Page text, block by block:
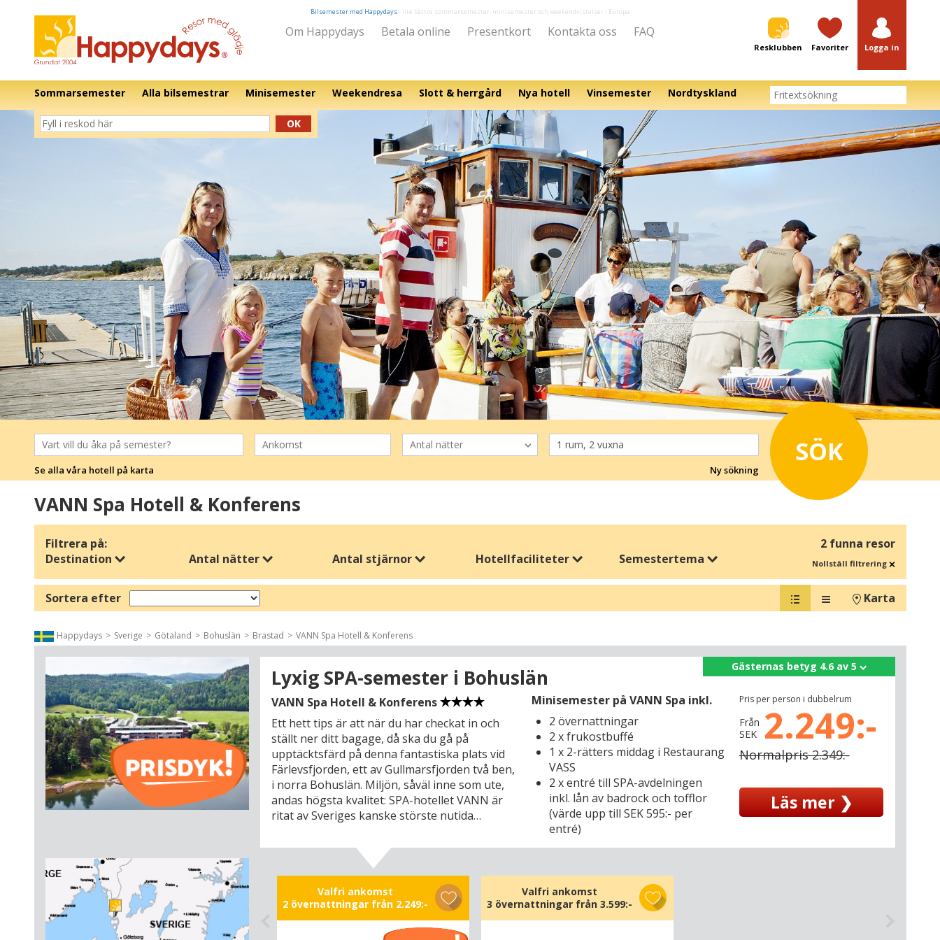
Bilsemester med Happydays - lite bättre sommarsemester, minisemester och weekendvistelser i Europa
Om Happydays Betala online Presentkort Kontakta oss FAQ
Resklubben Favoriter Logga in
Sommarsemester Alla bilsemestrar Minisemester Weekendresa Slott & herrgård Nya hotell Vinsemester Nordtyskland
OK
SÖK
Se alla våra hotell på karta Ny sökning
VANN Spa Hotell & Konferens
Filtrera på:
2 funna resor
Destination
Antal nätter Antal stjärnor Hotellfaciliteter Semestertema Nollställ filtrering
Sortera efter Karta
Happydays Sverige Götaland Bohuslän Brastad VANN Spa Hotell & Konferens
Lyxig SPA-semester i Bohuslän
VANN Spa Hotell & Konferens
Ett hett tips är att när du har checkat in och
ställt ner ditt bagage, då ska du gå på
upptäcktsfärd på denna fantastiska plats vid
Färlevsfjorden, ett av Gullmarsfjorden två ben,
i norra Bohuslän. Miljön, såväl inne som ute,
andas högsta kvalitet: SPA-hotellet VANN är
ritat av Sveriges kanske störste nutida
material och form är bekant. Det unika hotellet
är inrett med Skandinavisk minimalism där
Bohusläns miljö och färger varsamt släpps in
och skapar en rofylld och avkopplande
stämning. Det gamla bohuslänska namnet för
vatten, VANN, passar perfekt för platsen –
Minisemester på VANN Spa inkl.
2 övernattningar
2 x frukostbuffé
1 x 2-rätters middag i Restaurang
VASS
2 x entré till SPA-avdelningen
inkl. lån av badrock och tofflor
(värde upp till SEK 595:- per
entré)
Pris per person i dubbelrum
Från
SEK
2.249:-
Normalpris 2.349:-
Läs mer ❯
Gästernas betyg 4.6 av 5
Valfri ankomst
2 övernattningar från 2.249:-
Valfri ankomst
3 övernattningar från 3.599:-